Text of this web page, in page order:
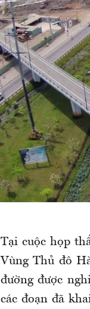
Tại cuộc họp
Vùng Thủ đô
đường được
các đoạn đã